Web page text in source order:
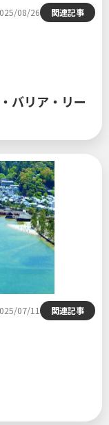
08/26
関連記事
バリア・リー
07/11
関連記事